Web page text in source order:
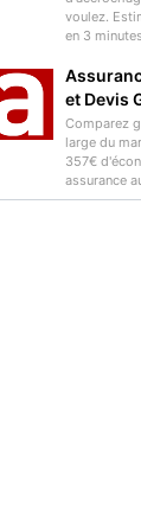
voulez.
en 3
et Devis
Comparez
large du
357€
assurance